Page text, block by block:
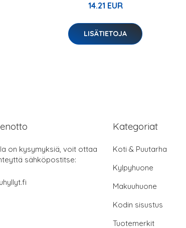
14.21 EUR
LISÄTIETOJA
on kysymyksiä, voit ottaa
sähköpostitse:
Kategoriat
Koti & Puutarha
Kylpyhuone
Makuuhuone
Kodin sisustus
Tuotemerkit